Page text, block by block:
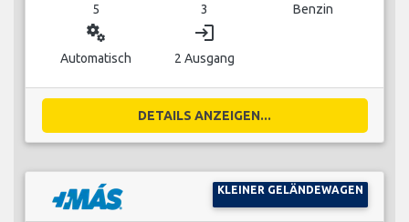
5 3 Benzin
miscellaneous_services
Automatisch
login
2 Ausgang
DETAILS ANZEIGEN...
KLEINER GELÄNDEWAGEN